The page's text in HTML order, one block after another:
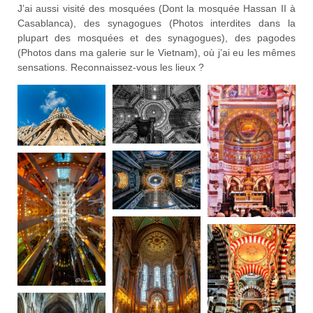
J’ai aussi visité des mosquées (Dont la mosquée Hassan II à
Casablanca), des synagogues (Photos interdites dans la
plupart des mosquées et des synagogues), des pagodes
(Photos dans ma galerie sur le Vietnam), où j’ai eu les mêmes
sensations. Reconnaissez-vous les lieux ?